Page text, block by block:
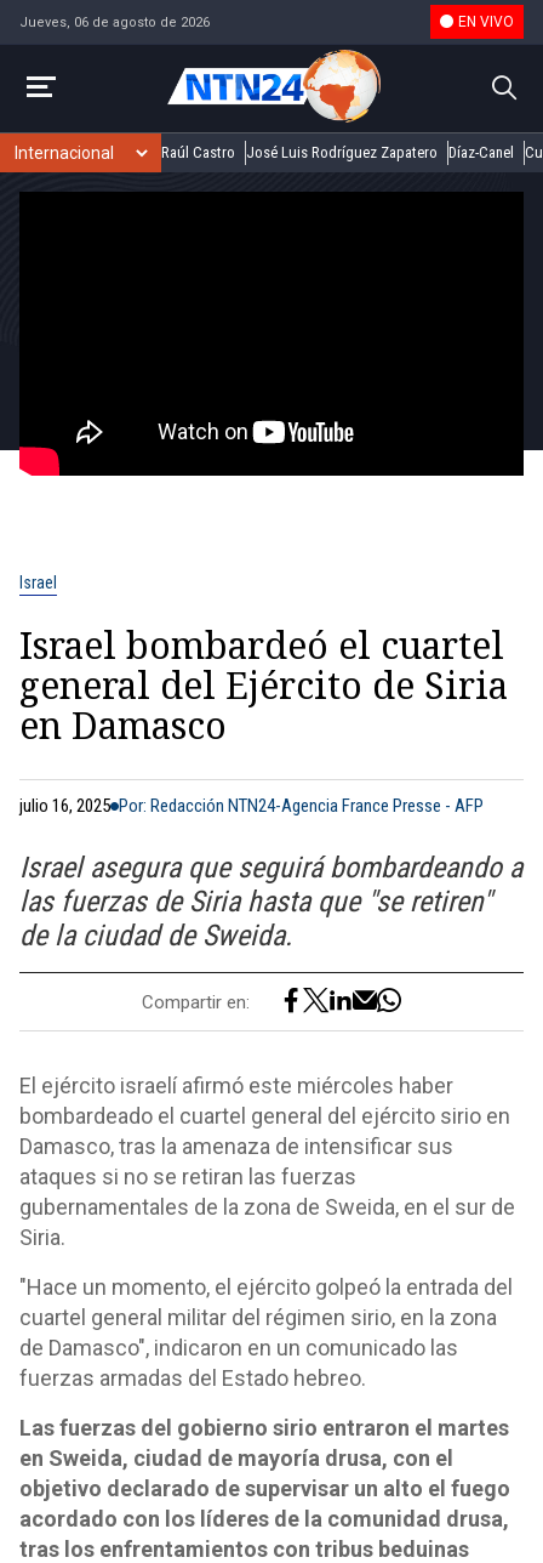
Jueves, 06 de agosto de 2026 EN VIVO
Raúl Castro José Luis Rodríguez Zapatero Díaz-Canel
Israel
Israel bombardeó el cuartel
general del Ejército de Siria
en Damasco
julio 16, 2025 Por: Redacción NTN24-Agencia France Presse - AFP
Israel asegura que seguirá bombardeando a
las fuerzas de Siria hasta que "se retiren"
de la ciudad de Sweida.
Compartir en:
El ejército israelí afirmó este miércoles haber
bombardeado el cuartel general del ejército sirio en
Damasco, tras la amenaza de intensificar sus
ataques si no se retiran las fuerzas
gubernamentales de la zona de Sweida, en el sur de
Siria.
"Hace un momento, el ejército golpeó la entrada del
cuartel general militar del régimen sirio, en la zona
de Damasco", indicaron en un comunicado las
fuerzas armadas del Estado hebreo.
Las fuerzas del gobierno sirio entraron el martes
en Sweida, ciudad de mayoría drusa, con el
objetivo declarado de supervisar un alto el fuego
acordado con los líderes de la comunidad drusa,
tras los enfrentamientos con tribus beduinas